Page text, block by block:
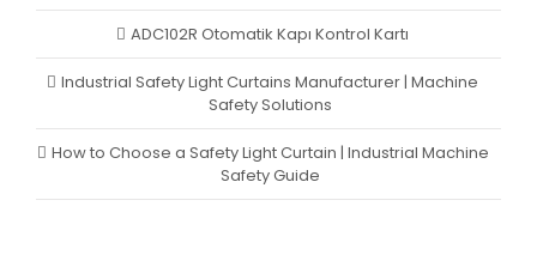
ADC102R Otomatik Kapı Kontrol Kartı
Industrial Safety Light Curtains Manufacturer | Machine
Safety Solutions
How to Choose a Safety Light Curtain | Industrial Machine
Safety Guide